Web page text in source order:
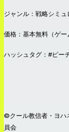
ジャンル：戦略シミュ
価格：基本無料（ゲー
ハッシュタグ：#ピー
©クール教信者・ヨハ
員会